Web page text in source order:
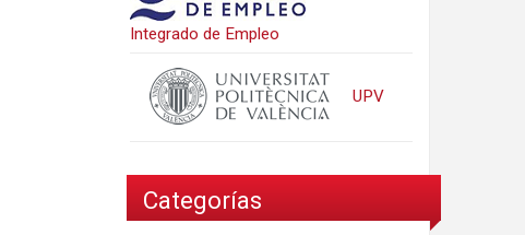
Integrado de Empleo
UPV
Categorías